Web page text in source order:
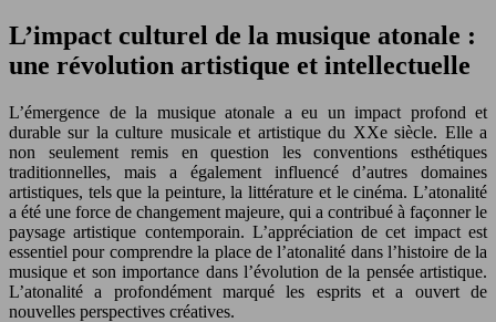
L’impact culturel de la musique atonale :
une révolution artistique et intellectuelle
L’émergence de la musique atonale a eu un impact profond et
durable sur la culture musicale et artistique du XXe siècle. Elle a
non seulement remis en question les conventions esthétiques
traditionnelles, mais a également influencé d’autres domaines
artistiques, tels que la peinture, la littérature et le cinéma. L’atonalité
a été une force de changement majeure, qui a contribué à façonner le
paysage artistique contemporain. L’appréciation de cet impact est
essentiel pour comprendre la place de l’atonalité dans l’histoire de la
musique et son importance dans l’évolution de la pensée artistique.
L’atonalité a profondément marqué les esprits et a ouvert de
nouvelles perspectives créatives.